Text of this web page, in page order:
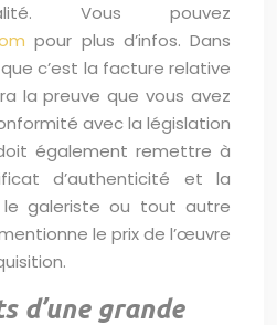
Vous pouvez
pour plus d’infos. Dans
c’est la facture relative
la preuve que vous avez
avec la législation
également remettre à
d’authenticité et la
galeriste ou tout autre
le prix de l’œuvre
d’une grande